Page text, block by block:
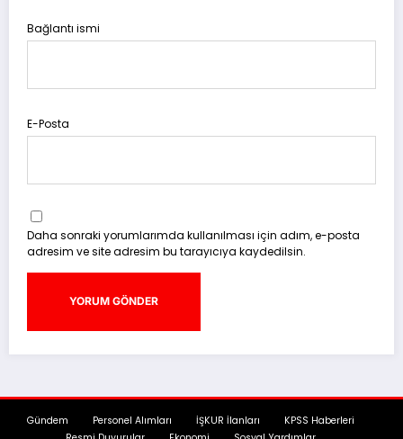
Bağlantı ismi
E-Posta
Daha sonraki yorumlarımda kullanılması için adım, e-posta
adresim ve site adresim bu tarayıcıya kaydedilsin.
Gündem Personel Alımları İŞKUR İlanları
KPSS Haberleri